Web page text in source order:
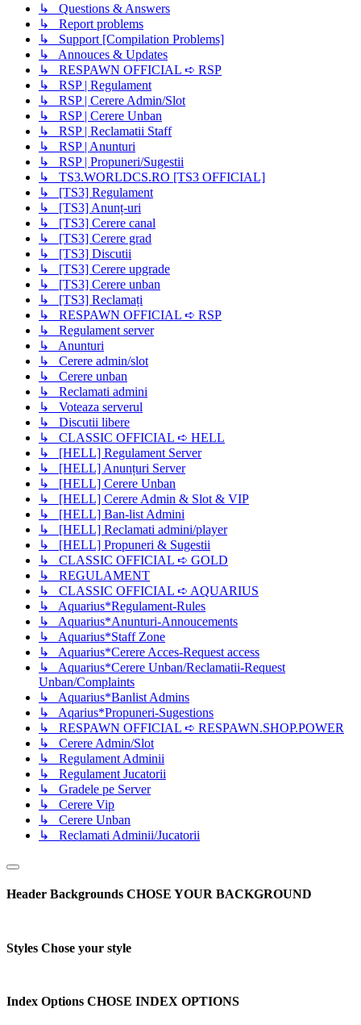
↳ Questions & Answers
↳ Report problems
↳ Support [Compilation Problems]
↳ Annouces & Updates
↳ RESPAWN OFFICIAL ➪ RSP
↳ RSP | Regulament
↳ RSP | Cerere Admin/Slot
↳ RSP | Cerere Unban
↳ RSP | Reclamatii Staff
↳ RSP | Anunturi
↳ RSP | Propuneri/Sugestii
↳ TS3.WORLDCS.RO [TS3 OFFICIAL]
↳ [TS3] Regulament
↳ [TS3] Anunț-uri
↳ [TS3] Cerere canal
↳ [TS3] Cerere grad
↳ [TS3] Discutii
↳ [TS3] Cerere upgrade
↳ [TS3] Cerere unban
↳ [TS3] Reclamați
↳ RESPAWN OFFICIAL ➪ RSP
↳ Regulament server
↳ Anunturi
↳ Cerere admin/slot
↳ Cerere unban
↳ Reclamati admini
↳ Voteaza serverul
↳ Discutii libere
↳ CLASSIC OFFICIAL ➪ HELL
↳ [HELL] Regulament Server
↳ [HELL] Anunțuri Server
↳ [HELL] Cerere Unban
↳ [HELL] Cerere Admin & Slot & VIP
↳ [HELL] Ban-list Admini
↳ [HELL] Reclamati admini/player
↳ [HELL] Propuneri & Sugestii
↳ CLASSIC OFFICIAL ➪ GOLD
↳ REGULAMENT
↳ CLASSIC OFFICIAL ➪ AQUARIUS
↳ Aquarius*Regulament-Rules
↳ Aquarius*Anunturi-Annoucements
↳ Aquarius*Staff Zone
↳ Aquarius*Cerere Acces-Request access
↳ Aquarius*Cerere Unban/Reclamatii-Request
Unban/Complaints
↳ Aquarius*Banlist Admins
↳ Aqarius*Propuneri-Sugestions
↳ RESPAWN OFFICIAL ➪ RESPAWN.SHOP.POWER
↳ Cerere Admin/Slot
↳ Regulament Adminii
↳ Regulament Jucatorii
↳ Gradele pe Server
↳ Cerere Vip
↳ Cerere Unban
↳ Reclamati Adminii/Jucatorii
Header Backgrounds CHOSE YOUR BACKGROUND
Styles Chose your style
Index Options CHOSE INDEX OPTIONS